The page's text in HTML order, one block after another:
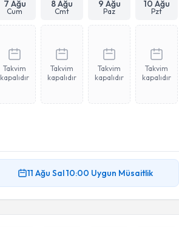
7 Ağu
Cum
8 Ağu
Cmt
9 Ağu
Paz
10 Ağu
Pzt
Takvim
kapalıdır
Takvim
kapalıdır
Takvim
kapalıdır
Takvim
kapalıdır
11 Ağu Sal10:00 Uygun Müsaitlik